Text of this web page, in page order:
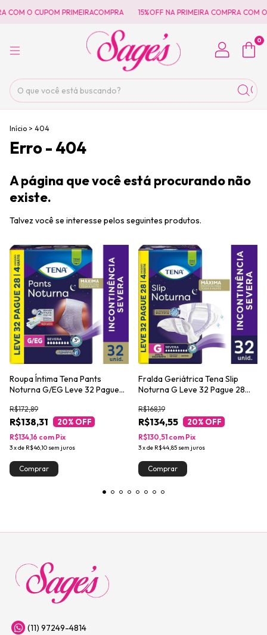
COM O CUPOM PRIMEIRACOMPRA 15%OFF NA PRIMEIRA COMPRA COM
0
Início > 404
Erro - 404
A página que você está procurando não
existe.
Talvez você se interesse pelos seguintes produtos.
Roupa Íntima Tena Pants
Noturna G/EG Leve 32 Pague
R$138,31
R$172,89
20% OFF
3xde R$46,10 sem juros
R$134,16 com Pix
Fralda Geriátrica Tena Slip
Noturna G Leve 32 Pague 28
R$134,55
R$168,19
20% OFF
3xde R$44,85 sem juros
R$130,51 com Pix
(11) 97249-4814